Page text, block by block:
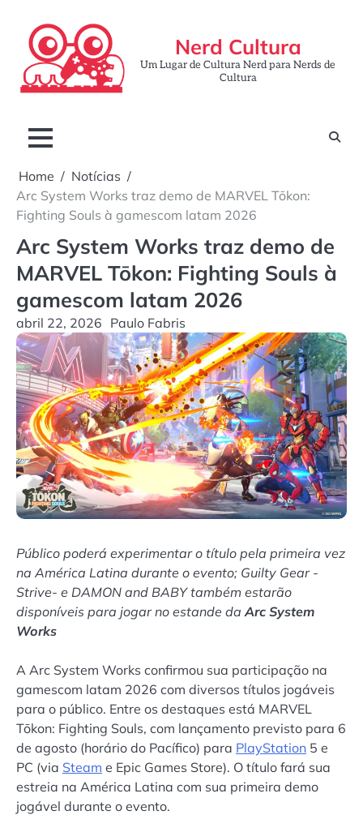
content
Nerd Cultura
Um Lugar de Cultura Nerd para Nerds de
Cultura
Home
Notícias
Arc System Works traz demo de MARVEL Tōkon:
Fighting Souls à gamescom latam 2026
Arc System Works traz demo de
MARVEL Tōkon: Fighting Souls à
gamescom latam 2026
abril 22, 2026 Paulo Fabris
Público poderá experimentar o título pela primeira vez
na América Latina durante o evento; Guilty Gear -
Strive- e DAMON and BABY também estarão
disponíveis para jogar no estande da Arc System
Works
A Arc System Works confirmou sua participação na
gamescom latam 2026 com diversos títulos jogáveis
para o público. Entre os destaques está MARVEL
Tōkon: Fighting Souls, com lançamento previsto para 6
de agosto (horário do Pacífico) para PlayStation 5 e
PC (via Steam e Epic Games Store). O título fará sua
estreia na América Latina com sua primeira demo
jogável durante o evento.